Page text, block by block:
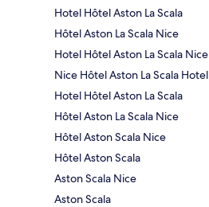
Hotel Hôtel Aston La Scala
Hôtel Aston La Scala Nice
Hotel Hôtel Aston La Scala Nice
Nice Hôtel Aston La Scala Hotel
Hotel Hôtel Aston La Scala
Hôtel Aston La Scala Nice
Hôtel Aston Scala Nice
Hôtel Aston Scala
Aston Scala Nice
Aston Scala